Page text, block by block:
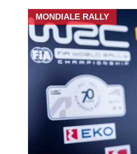
MONDIALE RALLY